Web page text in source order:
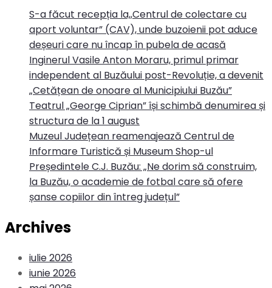
S-a făcut recepția la,,Centrul de colectare cu
aport voluntar” (CAV), unde buzoienii pot aduce
deșeuri care nu încap în pubela de acasă
Inginerul Vasile Anton Moraru, primul primar
independent al Buzăului post-Revoluție, a devenit
„Cetățean de onoare al Municipiului Buzău”
Teatrul „George Ciprian” își schimbă denumirea și
structura de la 1 august
Muzeul Județean reamenajează Centrul de
Informare Turistică și Museum Shop-ul
Președintele C.J. Buzău: „Ne dorim să construim,
la Buzău, o academie de fotbal care să ofere
șanse copiilor din întreg județul”
Archives
iulie 2026
iunie 2026